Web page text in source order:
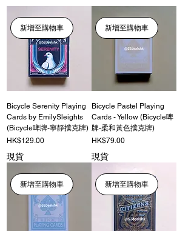
新增至購物車
Bicycle Serenity Playing
Cards by EmilySleights
(Bicycle啤牌-寧靜撲克牌)
價格
HK$129.00
現貨
新增至購物車
Bicycle Pastel Playing
Cards - Yellow (Bicycle啤
牌-柔和黃色撲克牌)
價格
HK$79.00
現貨
新增至購物車 新增至購物車